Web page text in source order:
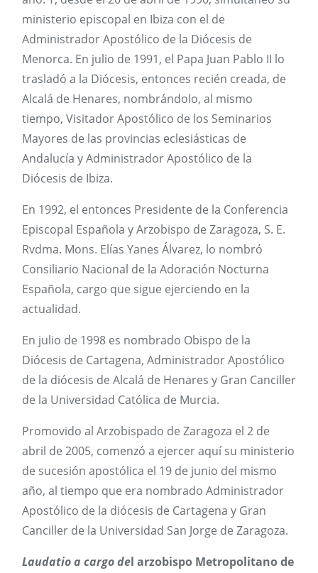
ministerio episcopal en Ibiza con el de
Administrador Apostólico de la Diócesis de
Menorca. En julio de 1991, el Papa Juan Pablo II lo
trasladó a la Diócesis, entonces recién creada, de
Alcalá de Henares, nombrándolo, al mismo
tiempo, Visitador Apostólico de los Seminarios
Mayores de las provincias eclesiásticas de
Andalucía y Administrador Apostólico de la
Diócesis de Ibiza.
En 1992, el entonces Presidente de la Conferencia
Episcopal Española y Arzobispo de Zaragoza, S. E.
Rvdma. Mons. Elías Yanes Álvarez, lo nombró
Consiliario Nacional de la Adoración Nocturna
Española, cargo que sigue ejerciendo en la
actualidad.
En julio de 1998 es nombrado Obispo de la
Diócesis de Cartagena, Administrador Apostólico
de la diócesis de Alcalá de Henares y Gran Canciller
de la Universidad Católica de Murcia.
Promovido al Arzobispado de Zaragoza el 2 de
abril de 2005, comenzó a ejercer aquí su ministerio
de sucesión apostólica el 19 de junio del mismo
año, al tiempo que era nombrado Administrador
Apostólico de la diócesis de Cartagena y Gran
Canciller de la Universidad San Jorge de Zaragoza.
Laudatio a cargo del arzobispo Metropolitano de